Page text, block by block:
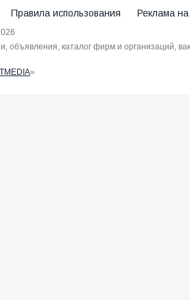
Правила использования Реклама
объявления, каталог фирм и организаций,
»